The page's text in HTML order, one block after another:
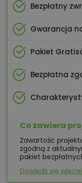
Bezpłatny
Gwarancja
Pakiet
Bezpłatna
Co zawiera
Zawartość
zgodną z
pakiet
Dowiedz się więcej